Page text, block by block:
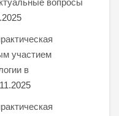
вопросы
участием
в